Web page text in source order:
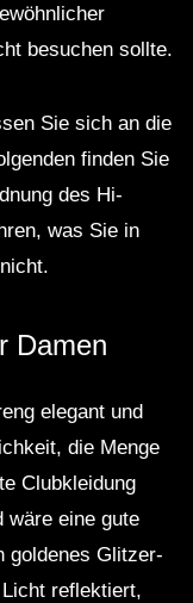
besuchen sollte.
Sie sich an die
finden Sie
des Hi-
was Sie in
Damen
elegant und
die Menge
Clubkleidung
wäre eine gute
goldenes Glitzer-
reflektiert,